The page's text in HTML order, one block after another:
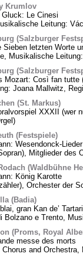
Krumlov
Le Cinesi
Leitung:
(Salzburger
Sieben letzten Worte
Musikalische
(Salzburger
Mozart: Così fan tutte
Joana Mallwitz,
(St. Markus)
XXXII (wer
(Festspiele)
Wesendonck-
Mitglieder des
(Waldbühne
König Karotte
Orchester der
(Badia)
gran Kan de’
Bolzano e Trento,
(Proms, Royal
messe des morts
Chorus and